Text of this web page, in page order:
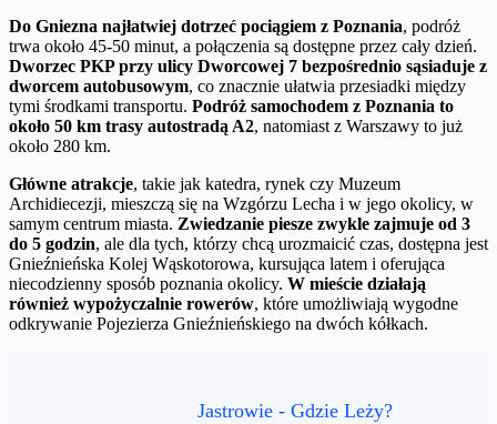
Do Gniezna najłatwiej dotrzeć pociągiem z Poznania, podróż
trwa około 45-50 minut, a połączenia są dostępne przez cały dzień.
Dworzec PKP przy ulicy Dworcowej 7 bezpośrednio sąsiaduje z
dworcem autobusowym, co znacznie ułatwia przesiadki między
tymi środkami transportu. Podróż samochodem z Poznania to
około 50 km trasy autostradą A2, natomiast z Warszawy to już
około 280 km.
Główne atrakcje, takie jak katedra, rynek czy Muzeum
Archidiecezji, mieszczą się na Wzgórzu Lecha i w jego okolicy, w
samym centrum miasta. Zwiedzanie piesze zwykle zajmuje od 3
do 5 godzin, ale dla tych, którzy chcą urozmaicić czas, dostępna jest
Gnieźnieńska Kolej Wąskotorowa, kursująca latem i oferująca
niecodzienny sposób poznania okolicy. W mieście działają
również wypożyczalnie rowerów, które umożliwiają wygodne
odkrywanie Pojezierza Gnieźnieńskiego na dwóch kółkach.
Jastrowie - Gdzie Leży?